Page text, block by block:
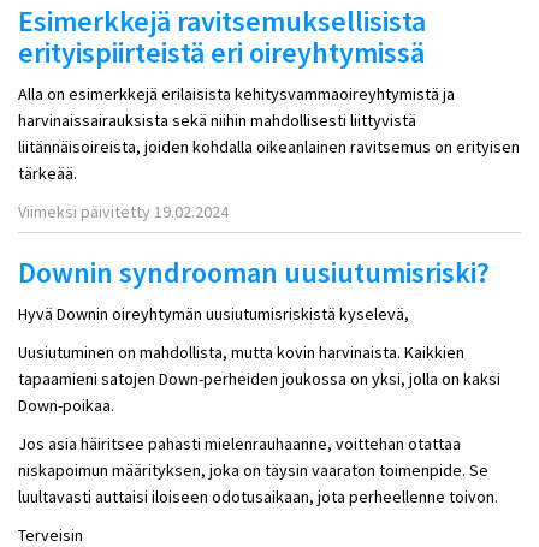
Esimerkkejä ravitsemuksellisista
erityispiirteistä eri oireyhtymissä
Alla on esimerkkejä erilaisista kehitysvammaoireyhtymistä ja
harvinaissairauksista sekä niihin mahdollisesti liittyvistä
liitännäisoireista, joiden kohdalla oikeanlainen ravitsemus on erityisen
tärkeää.
Viimeksi päivitetty 19.02.2024
Downin syndrooman uusiutumisriski?
Hyvä Downin oireyhtymän uusiutumisriskistä kyselevä,
Uusiutuminen on mahdollista, mutta kovin harvinaista. Kaikkien
tapaamieni satojen Down-perheiden joukossa on yksi, jolla on kaksi
Down-poikaa.
Jos asia häiritsee pahasti mielenrauhaanne, voittehan otattaa
niskapoimun määrityksen, joka on täysin vaaraton toimenpide. Se
luultavasti auttaisi iloiseen odotusaikaan, jota perheellenne toivon.
Terveisin